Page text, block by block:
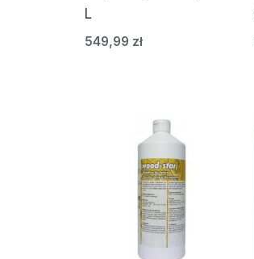
L
549,99 zł